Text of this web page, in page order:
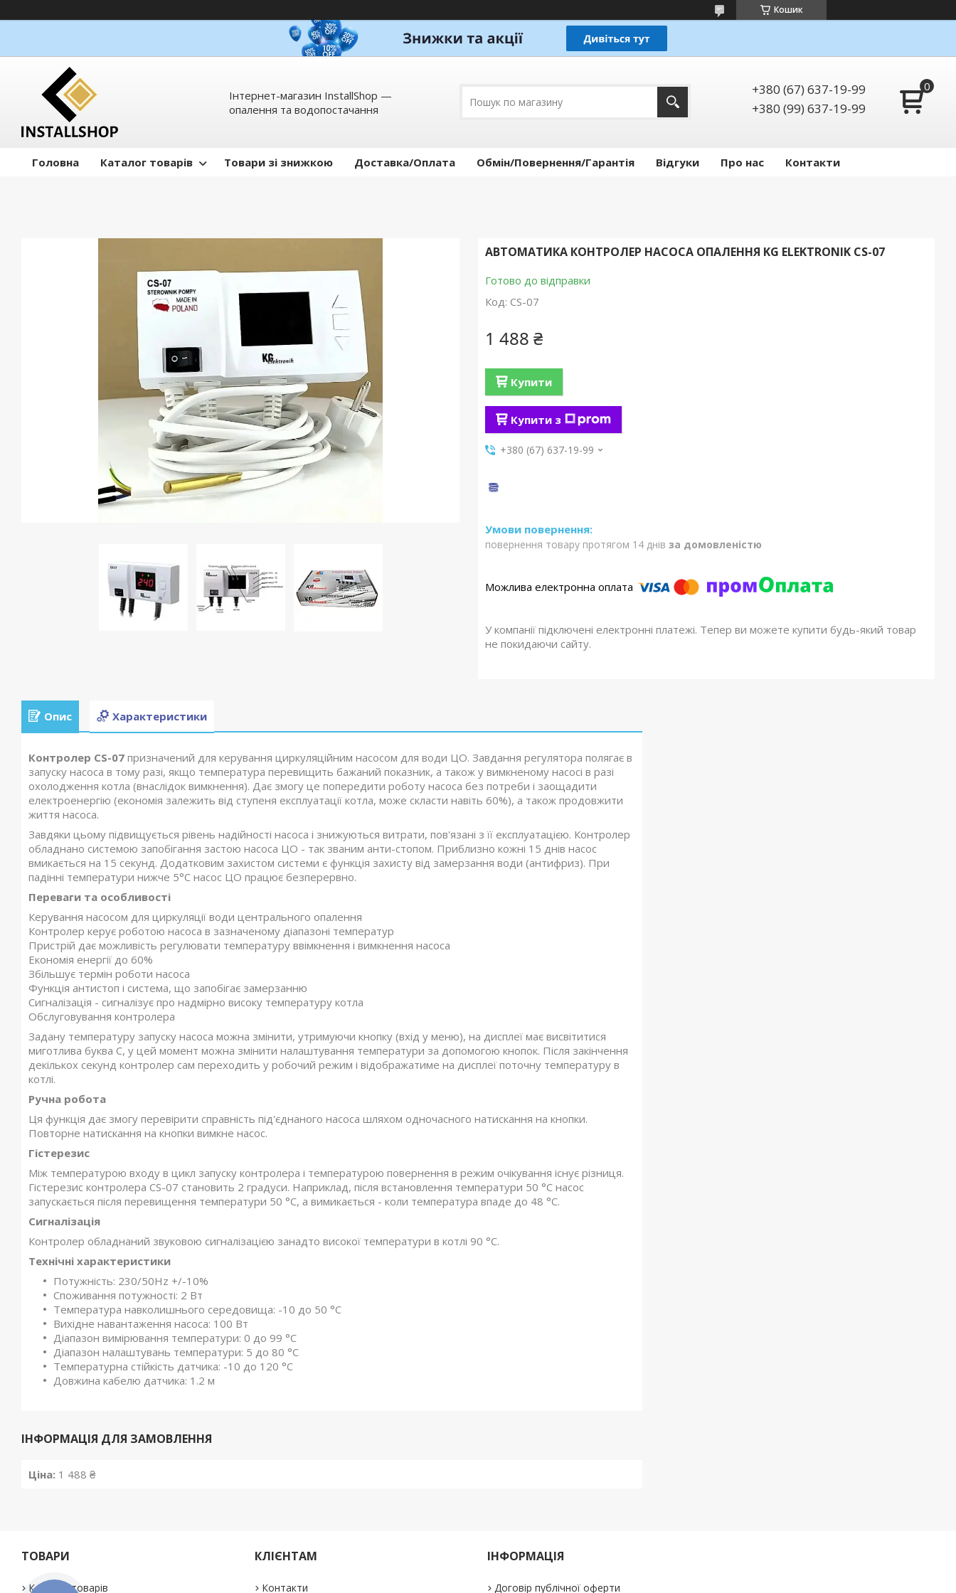
Кошик
Інтернет-магазин InstallShop —
опалення та водопостачання
+380 (67) 637-19-99
+380 (99) 637-19-99
Головна Каталог товарів Товари зі знижкою Доставка/Оплата Обмін/Повернення/Гарантія Відгуки Про нас Контакти
АВТОМАТИКА КОНТРОЛЕР НАСОСА ОПАЛЕННЯ KG ELEKTRONIK CS-07
Готово до відправки
Код: CS-07
1 488 ₴
Купити
Купити з
+380 (67) 637-19-99
повернення товару протягом 14 днів за домовленістю
У компанії підключені електронні платежі. Тепер ви можете купити будь-який товар
не покидаючи сайту.
Опис Характеристики
Контролер CS-07 призначений для керування циркуляційним насосом для води ЦО. Завдання регулятора полягає в
запуску насоса в тому разі, якщо температура перевищить бажаний показник, а також у вимкненому насосі в разі
охолодження котла (внаслідок вимкнення). Дає змогу це попередити роботу насоса без потреби і заощадити
електроенергію (економія залежить від ступеня експлуатації котла, може скласти навіть 60%), а також продовжити
життя насоса.
Завдяки цьому підвищується рівень надійності насоса і знижуються витрати, пов'язані з її експлуатацією. Контролер
обладнано системою запобігання застою насоса ЦО - так званим анти-стопом. Приблизно кожні 15 днів насос
вмикається на 15 секунд. Додатковим захистом системи є функція захисту від замерзання води (антифриз). При
падінні температури нижче 5°C насос ЦО працює безперервно.
Переваги та особливості
Керування насосом для циркуляції води центрального опалення
Контролер керує роботою насоса в зазначеному діапазоні температур
Пристрій дає можливість регулювати температуру ввімкнення і вимкнення насоса
Економія енергії до 60%
Збільшує термін роботи насоса
Функція антистоп і система, що запобігає замерзанню
Сигналізація - сигналізує про надмірно високу температуру котла
Обслуговування контролера
Задану температуру запуску насоса можна змінити, утримуючи кнопку (вхід у меню), на дисплеї має висвітитися
миготлива буква С, у цей момент можна змінити налаштування температури за допомогою кнопок. Після закінчення
декількох секунд контролер сам переходить у робочий режим і відображатиме на дисплеї поточну температуру в
котлі.
Ручна робота
Ця функція дає змогу перевірити справність під'єднаного насоса шляхом одночасного натискання на кнопки.
Повторне натискання на кнопки вимкне насос.
Гістерезис
Між температурою входу в цикл запуску контролера і температурою повернення в режим очікування існує різниця.
Гістерезис контролера CS-07 становить 2 градуси. Наприклад, після встановлення температури 50 °C насос
запускається після перевищення температури 50 °C, а вимикається - коли температура впаде до 48 °C.
Сигналізація
Контролер обладнаний звуковою сигналізацією занадто високої температури в котлі 90 °C.
Технічні характеристики
Потужність: 230/50Hz +/-10%
Споживання потужності: 2 Вт
Температура навколишнього середовища: -10 до 50 °C
Вихідне навантаження насоса: 100 Вт
Діапазон вимірювання температури: 0 до 99 °C
Діапазон налаштувань температури: 5 до 80 °C
Температурна стійкість датчика: -10 до 120 °C
Довжина кабелю датчика: 1.2 м
ІНФОРМАЦІЯ ДЛЯ ЗАМОВЛЕННЯ
Ціна: 1 488 ₴
ТОВАРИ
Каталог товарів
КЛІЄНТАМ
Контакти
ІНФОРМАЦІЯ
Договір публічної оферти